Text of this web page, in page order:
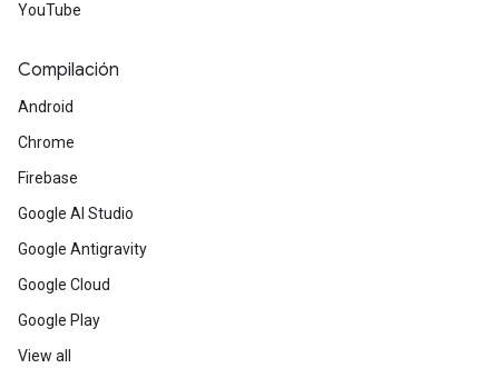
YouTube
Compilación
Android
Chrome
Firebase
Google AI Studio
Google Antigravity
Google Cloud
Google Play
View all